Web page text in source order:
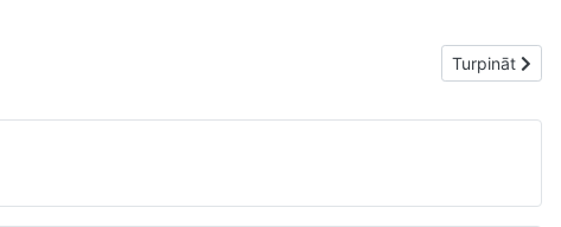
Nākamais
Turpināt